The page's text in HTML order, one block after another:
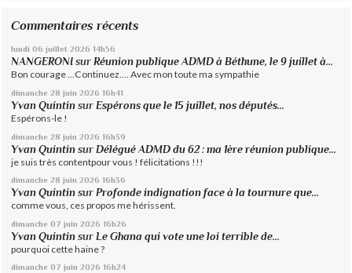
Commentaires récents
lundi 06 juillet 2026 14h56
NANGERONI surRéunion publique ADMD à Béthune, le 9 juillet à...
Bon courage ...Continuez.... Avec mon toute ma sympathie
dimanche 28 juin 2026 16h41
Yvan Quintin surEspérons que le 15 juillet, nos députés...
Espérons-le !
dimanche 28 juin 2026 16h39
Yvan Quintin surDélégué ADMD du 62 : ma 1ère réunion publique...
je suis très contentpour vous ! félicitations !!!
dimanche 28 juin 2026 16h36
Yvan Quintin surProfonde indignation face à la tournure que...
comme vous, ces propos me hérissent.
dimanche 07 juin 2026 16h26
Yvan Quintin sur Le Ghana qui vote une loi terrible de...
pourquoi cette haine ?
dimanche 07 juin 2026 16h24